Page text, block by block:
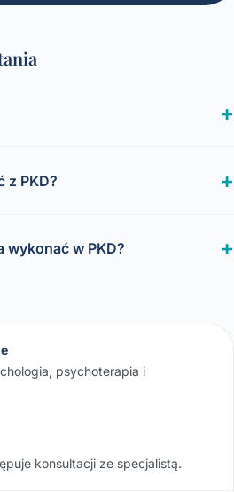
z PKD?
wykonać w PKD?
psychoterapia i
konsultacji ze specjalistą.